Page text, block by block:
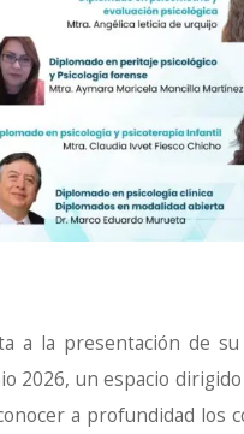
a la pre­sen­ta­ción de
2026, un espa­cio
a pro­fun­di­dad los